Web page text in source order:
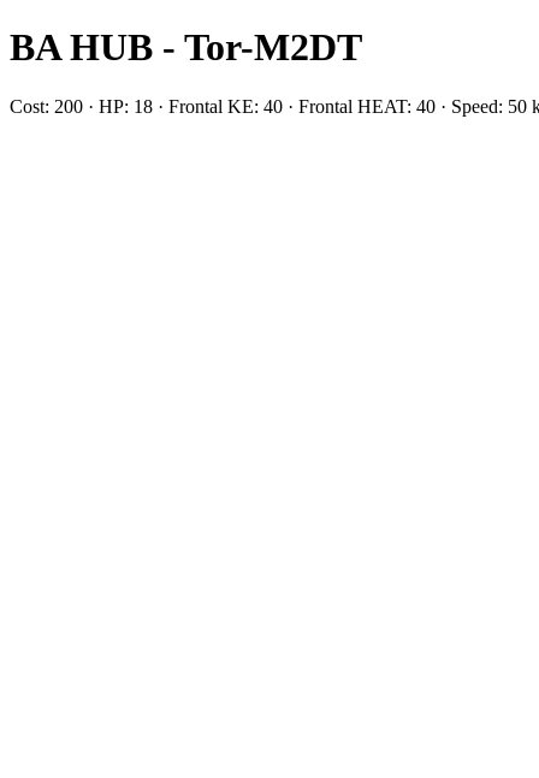
BA HUB - Tor-M2DT
Cost: 200 · HP: 18 · Frontal KE: 40 · Frontal HEAT: 40 · Speed: 50